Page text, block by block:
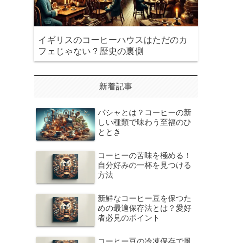
イギリスのコーヒーハウスはただのカ
フェじゃない？歴史の裏側
新着記事
バシャとは？コーヒーの新
しい種類で味わう至福のひ
ととき
コーヒーの苦味を極める！
自分好みの一杯を見つける
方法
新鮮なコーヒー豆を保つた
めの最適保存法とは？愛好
者必見のポイント
コーヒー豆の冷凍保存で風